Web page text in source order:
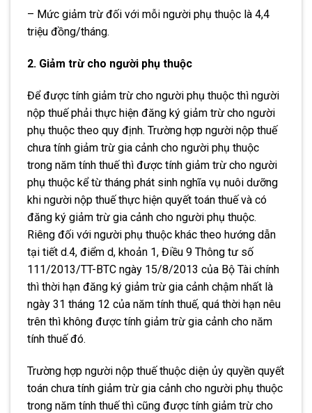
– Mức giảm trừ đối với mỗi người phụ thuộc là 4,4
triệu đồng/tháng.
2. Giảm trừ cho người phụ thuộc
Để được tính giảm trừ cho người phụ thuộc thì người
nộp thuế phải thực hiện đăng ký giảm trừ cho người
phụ thuộc theo quy định. Trường hợp người nộp thuế
chưa tính giảm trừ gia cảnh cho người phụ thuộc
trong năm tính thuế thì được tính giảm trừ cho người
phụ thuộc kể từ tháng phát sinh nghĩa vụ nuôi dưỡng
khi người nộp thuế thực hiện quyết toán thuế và có
đăng ký giảm trừ gia cảnh cho người phụ thuộc.
Riêng đối với người phụ thuộc khác theo hướng dẫn
tại tiết d.4, điểm d, khoản 1, Điều 9 Thông tư số
111/2013/TT-BTC ngày 15/8/2013 của Bộ Tài chính
thì thời hạn đăng ký giảm trừ gia cảnh chậm nhất là
ngày 31 tháng 12 của năm tính thuế, quá thời hạn nêu
trên thì không được tính giảm trừ gia cảnh cho năm
tính thuế đó.
Trường hợp người nộp thuế thuộc diện ủy quyền quyết
toán chưa tính giảm trừ gia cảnh cho người phụ thuộc
trong năm tính thuế thì cũng được tính giảm trừ cho